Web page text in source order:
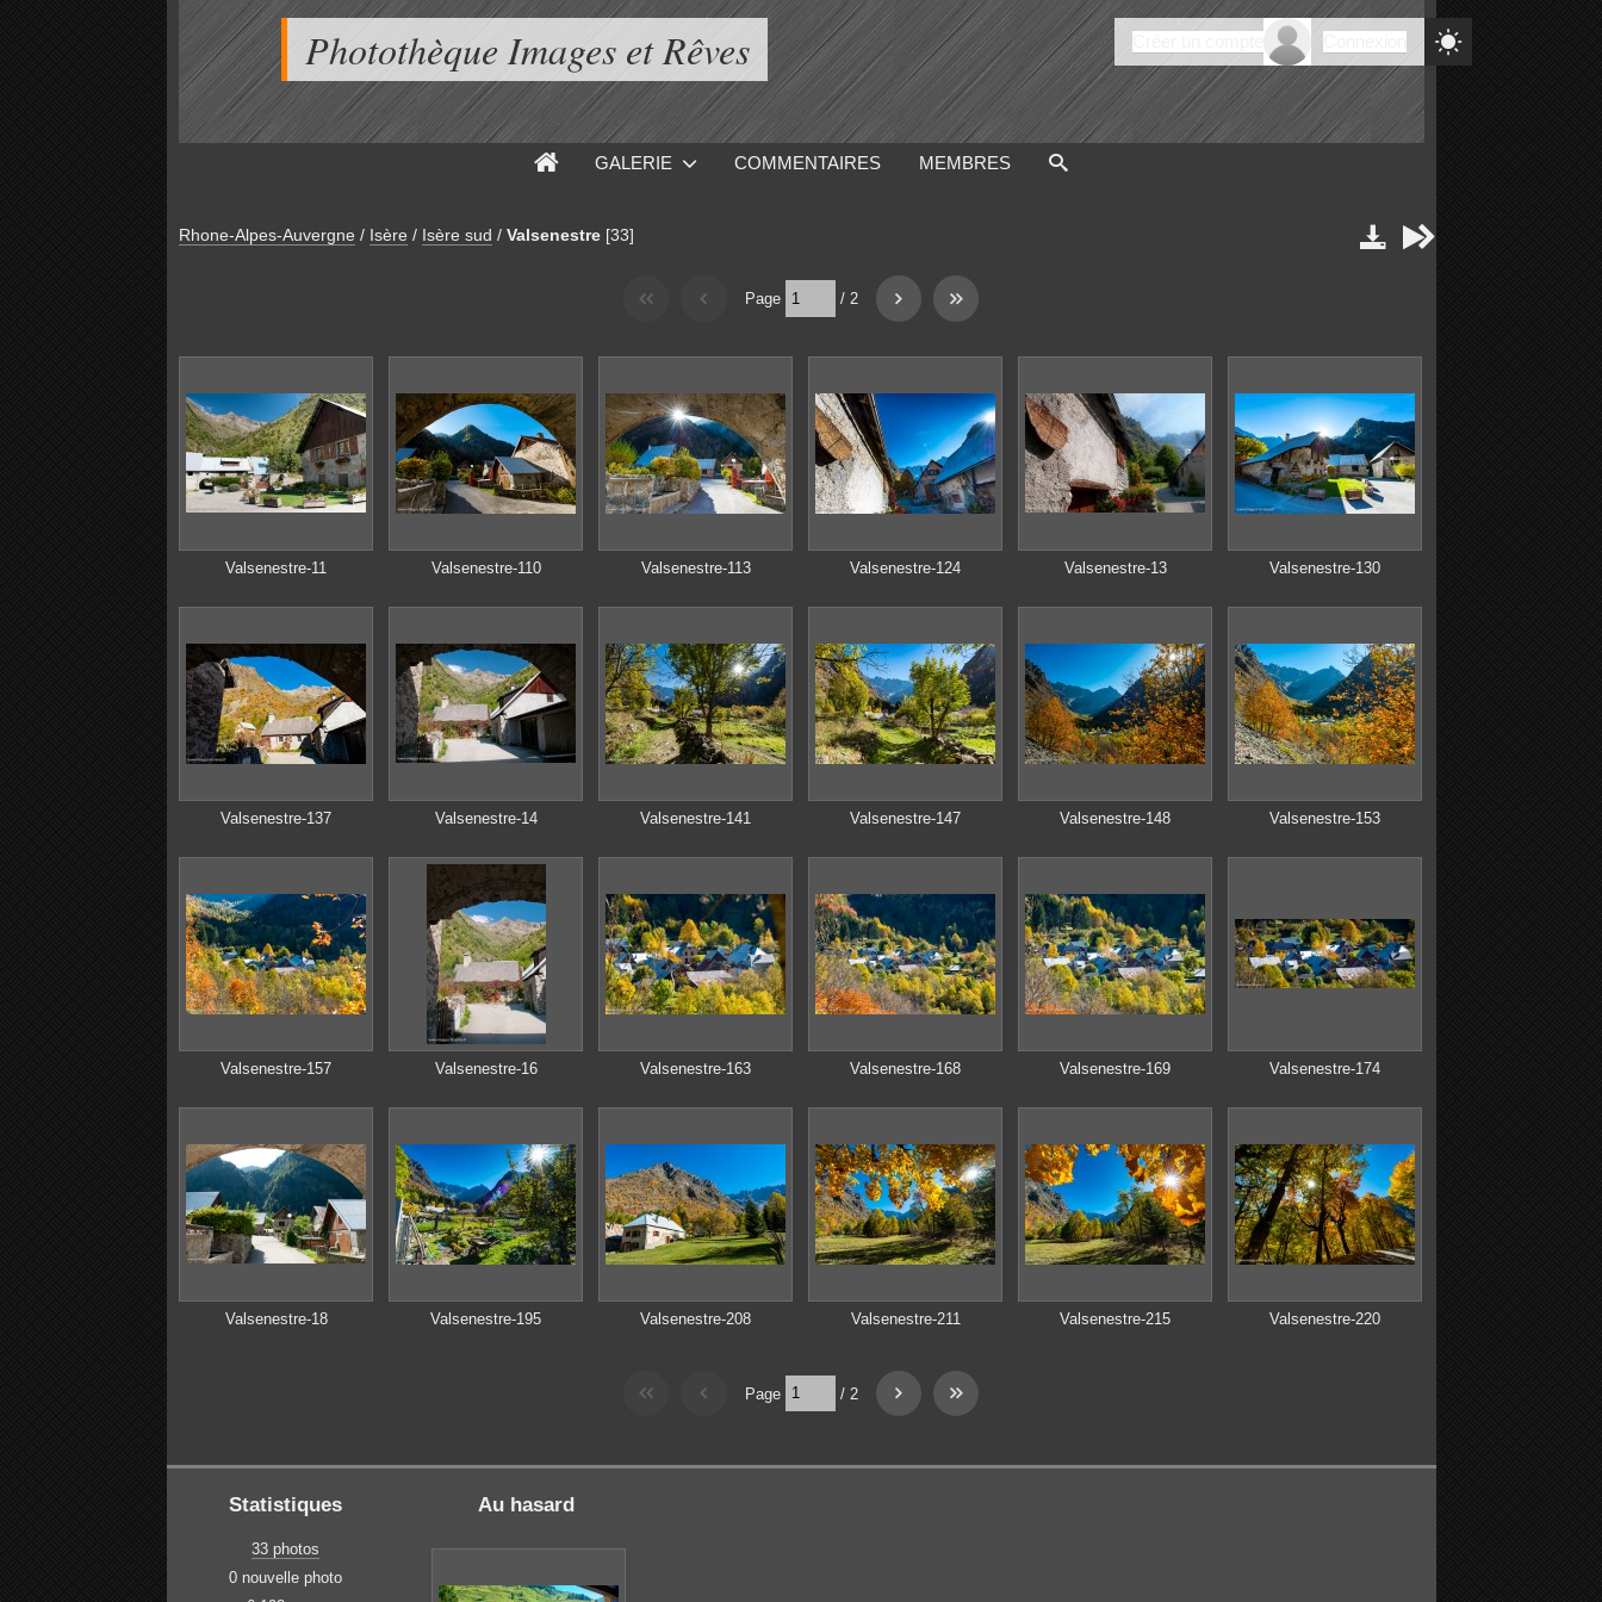
Photothèque Images et Rêves 
GALERIE COMMENTAIRES MEMBRES
Rhone-Alpes-Auvergne / Isère / Isère sud / Valsenestre [33]  
Page / 2
Valsenestre-11 Valsenestre-110 Valsenestre-113 Valsenestre-124 Valsenestre-13 Valsenestre-130
Valsenestre-137 Valsenestre-14 Valsenestre-141 Valsenestre-147 Valsenestre-148 Valsenestre-153
Valsenestre-157 Valsenestre-16 Valsenestre-163 Valsenestre-168 Valsenestre-169 Valsenestre-174
Valsenestre-18 Valsenestre-195 Valsenestre-208 Valsenestre-211 Valsenestre-215 Valsenestre-220
Page / 2
Statistiques
33 photos
0 nouvelle photo
Au hasard